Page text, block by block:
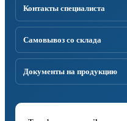
Контакты специалиста
Самовывоз со склада
Документы на продукцию